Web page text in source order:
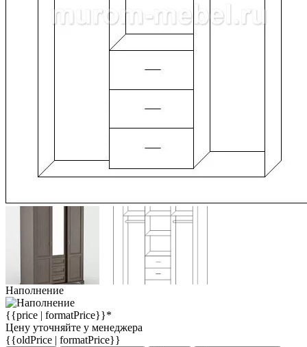
Наполнение
{{price | formatPrice}}*
Цену уточняйте у менеджера
{{oldPrice | formatPrice}}